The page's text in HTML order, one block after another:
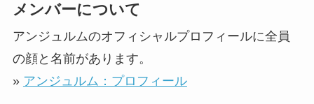
メンバーについて
アンジュルムのオフィシャルプロフィールに全員
の顔と名前があります。
» アンジュルム：プロフィール